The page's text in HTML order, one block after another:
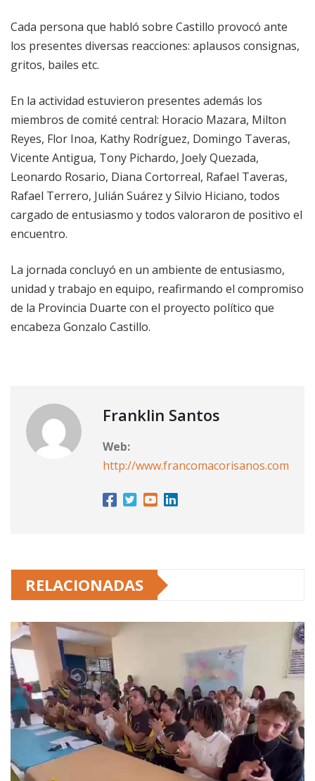
Cada persona que habló sobre Castillo provocó ante
los presentes diversas reacciones: aplausos consignas,
gritos, bailes etc.
En la actividad estuvieron presentes además los
miembros de comité central: Horacio Mazara, Milton
Reyes, Flor Inoa, Kathy Rodríguez, Domingo Taveras,
Vicente Antigua, Tony Pichardo, Joely Quezada,
Leonardo Rosario, Diana Cortorreal, Rafael Taveras,
Rafael Terrero, Julián Suárez y Silvio Hiciano, todos
cargado de entusiasmo y todos valoraron de positivo el
encuentro.
La jornada concluyó en un ambiente de entusiasmo,
unidad y trabajo en equipo, reafirmando el compromiso
de la Provincia Duarte con el proyecto político que
encabeza Gonzalo Castillo.
Franklin Santos
Web:
http://www.francomacorisanos.com
RELACIONADAS